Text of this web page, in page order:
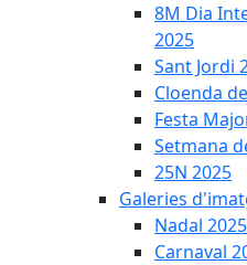
8M Dia
2025
Sant Jordi
Cloenda
Festa
Setmana
25N 2025
Galeries
Nadal
Carnaval